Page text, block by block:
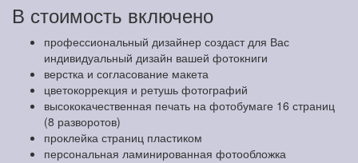
В стоимость включено
профессиональный дизайнер создаст для Вас
индивидуальный дизайн вашей фотокниги
верстка и согласование макета
цветокоррекция и ретушь фотографий
высококачественная печать на фотобумаге 16 страниц
(8 разворотов)
проклейка страниц пластиком
персональная ламинированная фотообложка